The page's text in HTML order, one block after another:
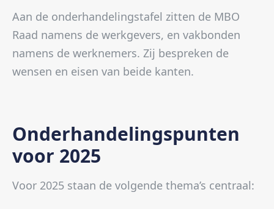
Aan de onderhandelingstafel zitten de MBO
Raad namens de werkgevers, en vakbonden
namens de werknemers. Zij bespreken de
wensen en eisen van beide kanten.
Onderhandelingspunten
voor 2025
Voor 2025 staan de volgende thema’s centraal: